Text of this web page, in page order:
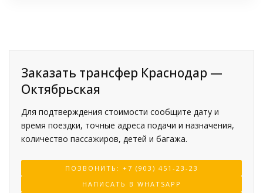
Заказать трансфер Краснодар —
Октябрьская
Для подтверждения стоимости сообщите дату и
время поездки, точные адреса подачи и назначения,
количество пассажиров, детей и багажа.
ПОЗВОНИТЬ: +7 (903) 451-23-23
НАПИСАТЬ В WHATSAPP